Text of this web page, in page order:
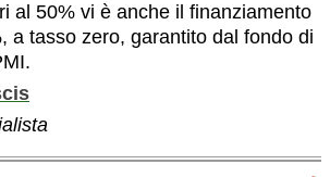
al 50% vi è anche il finanziamento
a tasso zero, garantito dal fondo di